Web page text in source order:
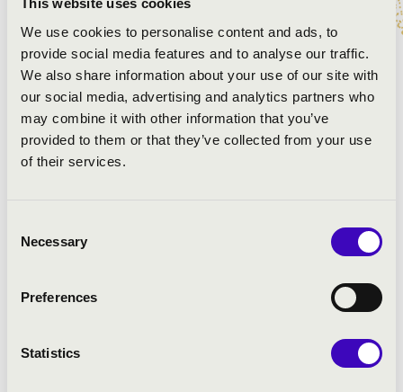
This website uses cookies
We use cookies to personalise content and ads, to
provide social media features and to analyse our traffic.
We also share information about your use of our site with
our social media, advertising and analytics partners who
may combine it with other information that you’ve
provided to them or that they’ve collected from your use
of their services.
Selection
Necessary
Preferences
Statistics
Mozart: Così fan tutte - nyitány
Liszt: Szerelmi álmok, No. 3.
Csajkovszkij: Rómeó és Júlia - nyitányfantázia
Glinka: Ruszlán és Ludmilla - nyitány
Berlioz: Fantasztikus szimfónia, II. Bál
Shostakovich: 2. Varieté szvit, VI. Második keringő
Lai - Mancini: Love Story - téma